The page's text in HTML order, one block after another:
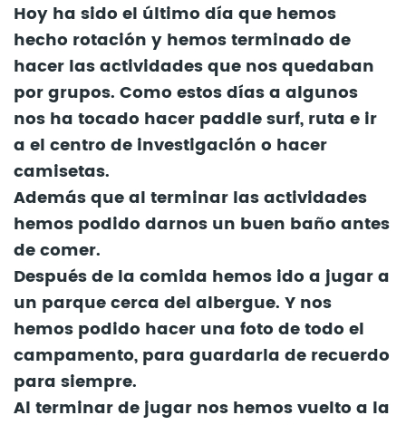
Hoy ha sido el último día que hemos
hecho rotación y hemos terminado de
hacer las actividades que nos quedaban
por grupos. Como estos días a algunos
nos ha tocado hacer paddle surf, ruta e ir
a el centro de investigación o hacer
camisetas.
Además que al terminar las actividades
hemos podido darnos un buen baño antes
de comer.
Después de la comida hemos ido a jugar a
un parque cerca del albergue. Y nos
hemos podido hacer una foto de todo el
campamento, para guardarla de recuerdo
para siempre.
Al terminar de jugar nos hemos vuelto a la